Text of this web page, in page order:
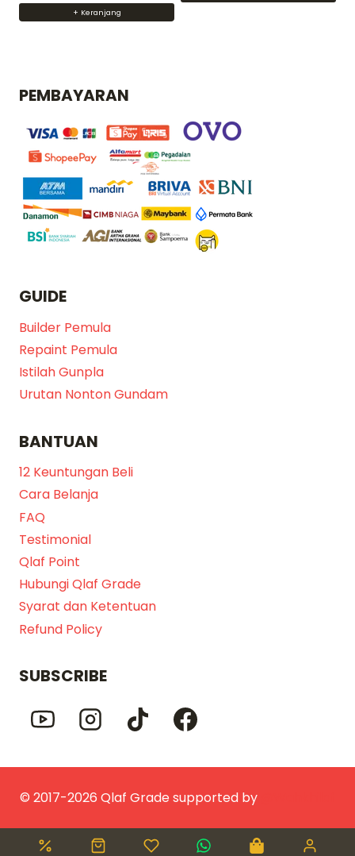
+ Keranjang
PEMBAYARAN
GUIDE
Builder Pemula
Repaint Pemula
Istilah Gunpla
Urutan Nonton Gundam
BANTUAN
12 Keuntungan Beli
Cara Belanja
FAQ
Testimonial
Qlaf Point
Hubungi Qlaf Grade
Syarat dan Ketentuan
Refund Policy
SUBSCRIBE
© 2017-2026 Qlaf Grade supported by